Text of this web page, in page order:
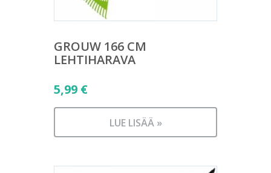
GROUW 166 CM
LEHTIHARAVA
5,99 €
LUE LISÄÄ »